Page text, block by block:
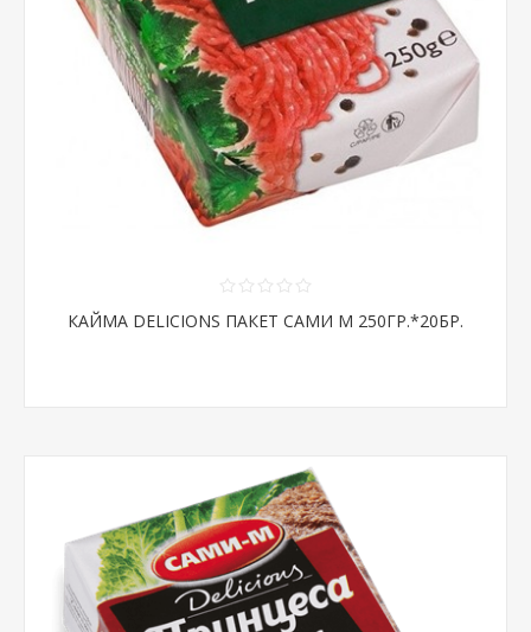
КАЙМА DELICIONS ПАКЕТ САМИ М 250ГР.*20БР.